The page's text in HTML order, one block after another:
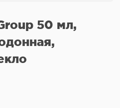
50 мл,